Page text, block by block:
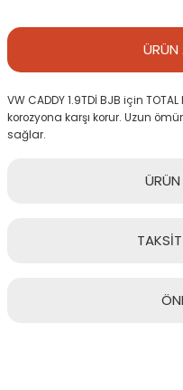
ÜRÜN
VW CADDY 1.9TDİ BJB için
korozyona karşı korur. Uzun
sağlar.
ÜRÜN
TAKSİT